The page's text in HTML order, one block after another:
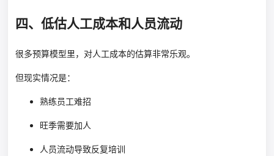
四、低估人工成本和人员流动
很多预算模型里，对人工成本的估算非常乐观。
但现实情况是：
熟练员工难招
旺季需要加人
人员流动导致反复培训